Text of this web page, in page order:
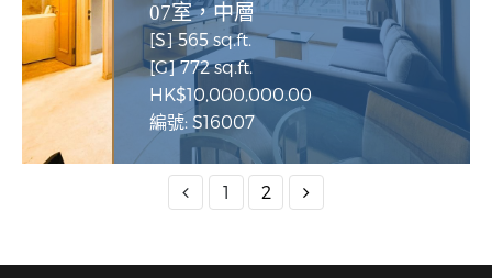
07室，中層
[S] 565 sq.ft.
[G] 772 sq.ft.
HK$10,000,000.00
編號: S16007
1 2